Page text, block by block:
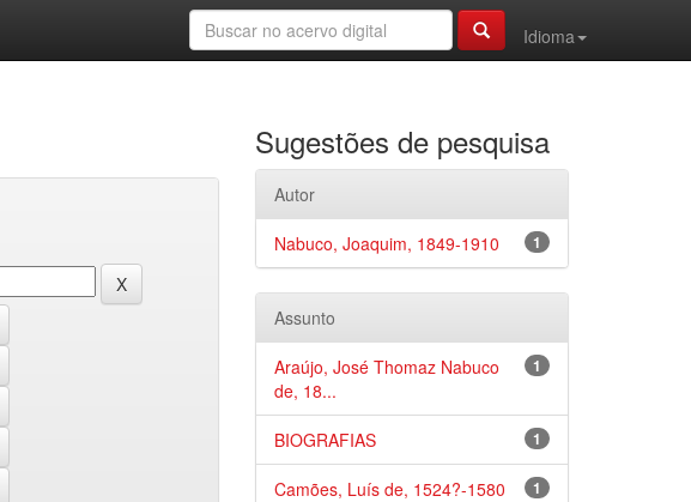
Idioma
Sugestões de pesquisa
Autor
1
Nabuco, Joaquim, 1849-1910
Assunto
1
Araújo, José Thomaz Nabuco
de, 18...
1
BIOGRAFIAS
1
Camões, Luís de, 1524?-1580